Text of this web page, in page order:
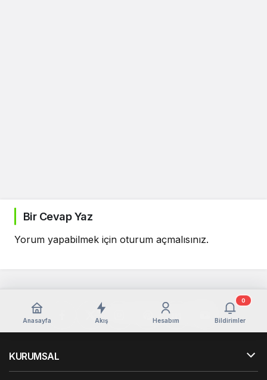
Bir Cevap Yaz
Yorum yapabilmek için oturum açmalısınız.
Anasayfa Akış Hesabım Bildirimler
0
KURUMSAL